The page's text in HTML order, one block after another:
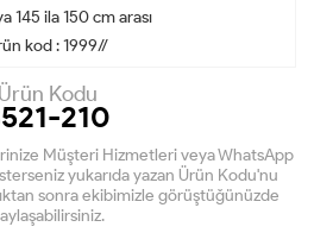
145 ila 150 cm arası
kod : 1999//
Ürün Kodu
210
Müşteri Hizmetleri veya WhatsApp
yukarıda yazan Ürün Kodu'nu
sonra ekibimizle görüştüğünüzde